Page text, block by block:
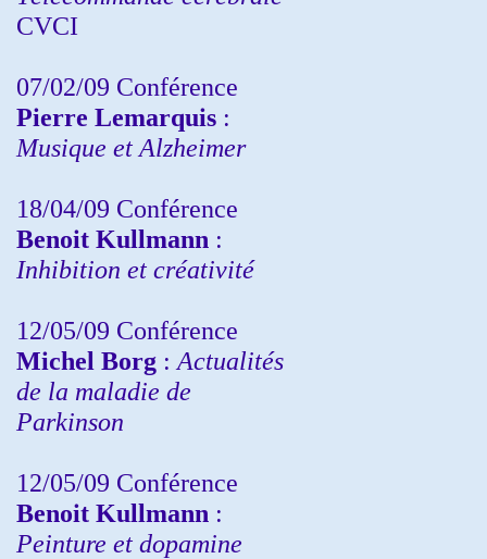
CVCI
07/02/09 Conférence
Pierre Lemarquis :
Musique et Alzheimer
18/04/09 Conférence
Benoit Kullmann :
Inhibition et créativité
12/05/09 Conférence
Michel Borg : Actualités
de la maladie de
Parkinson
12/05/09 Conférence
Benoit Kullmann :
Peinture et dopamine